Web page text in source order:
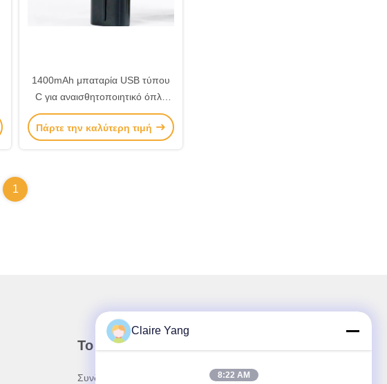
1400mAh μπαταρία USB τύπου
C για αναισθητοποιητικό όπλο
Γρήγορη και αποτελεσματική
επαναφόρτιση
Πάρτε την καλύτερη τιμή
1
Το Δελτίο Ενημέρωσης
Συνδρομηθείτε στο ενημερωτικό μας δελτίο για εκπτώσεις και
Claire Yang
8:22 AM